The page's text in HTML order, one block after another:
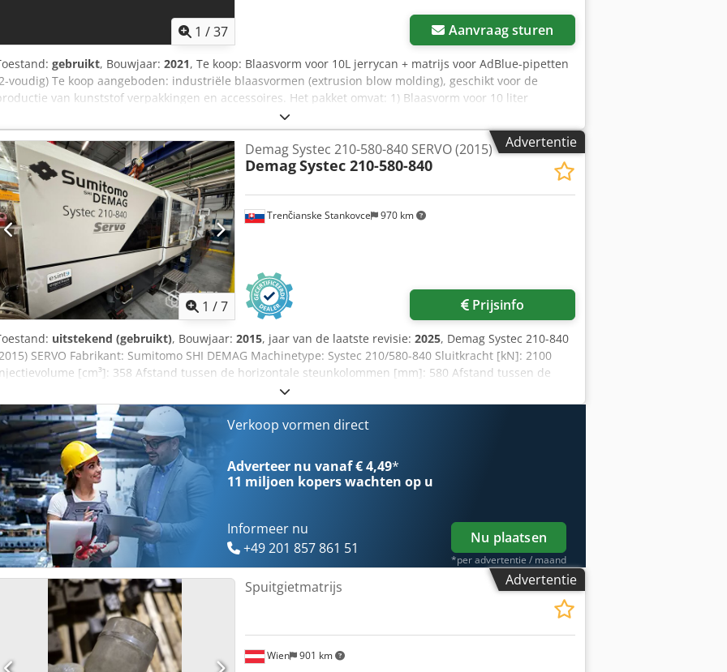
1 /37 Aanvraag sturen
gebruikt, Bouwjaar: 2021, Te koop: Blaasvorm voor 10L jerrycan + matrijs voor AdBlue-pipetten
voudig) Te koop aangeboden: industriële blaasvormen (extrusion blow molding), geschikt voor de
van kunststof verpakkingen en accessoires. Het pakket omvat: 1) Blaasvorm voor 10 liter
jerrycan Cjdpjx E U R Ujfx Abreha Industriële blaasvorm bedoeld voor de fabricage van 10L kunststof
De vorm is compleet, in zeer goede mechanische staat en direct inzetbaar op een
Specificaties: - Productie van 10L jerrycans - Proces: extrusieblazen - Constructie uit
staal - Holte met geïntegreerde handgreep - Hydraulische/pneumatische sluit- en
- Nauwkeurig bewerkte vlakken - Voorheen gebruikt in industriële productie - Op
opgeslagen, direct gereed voor transport 2) Matrijs voor AdBlue-pipetten – 2-voudig Het pakket
ook een 2-voudige matrijs voor de productie van AdBlue-pipetten / schenktuiten. Specificaties: - 2-
matrijs voor AdBlue-pipetten - Geschikt voor extrusieblazen - Robuuste constructie uit staal -
gereedschap, klaar voor productie - Ideaal voor de fabricage van accessoires voor jerrycans
Deze vormen zijn ideaal voor fabrikanten van kunststof verpakkingen, industriële jerrycans, chemische
of producten gerelateerd aan AdBlue.
Advertentie
1 /7
Trenčianske Stankovce 970 km
Demag Systec 210-580-840 SERVO (2015)
DemagSystec 210-580-840
Prijsinfo
uitstekend (gebruikt), Bouwjaar: 2015, jaar van de laatste revisie: 2025, Demag Systec 210-840
SERVO Fabrikant: Sumitomo SHI DEMAG Machinetype: Systec 210/580-840 Sluitkracht [kN]: 2100
[cm³]: 358 Afstand tussen de horizontale steunkolommen [mm]: 580 Afstand tussen de
verticale steunkolommen [mm]: 580 Minimale matrijshoogte [mm]: 340 Maximale matrijshoogte [mm]: 690
openingsslag [mm]: 575 Maximale openafstand [mm]: 1365 Bouwjaar: 2015 Machineafmetingen
B/H [mm]: 6022 / 1556 / 2090 Besturing en softwareversie: NC3 Maximaal gewicht van het volledige
[kg]: 3300 Schroefdiameter [mm]: 45 Schroefuitvoering: 3-zone Schroefverhouding
diameter): 20:1 Terugslagventiel schroef: Ja Uitwerpersysteemtype: Hydraulisch Chsdpfx Ajzbg
Geïnstalleerd verwarmingsvermogen [kW]: 39 Aantal geïntegreerde hotrunner-circuits: 12 Aantal
temperatuurregelsystemen: 28 Aantal cascade-regelingen: 2 Aansluiting op centraal
Ja Ontlaadsysteem beschikbaar: Ja Aantal temperatuurregelunits: 3 Maximale temperatuur
de temperatuurregelunits [°C]: 160 Oliecapaciteit machine [l]: 400 Nominaal vermogen hydraulische
motor [kW]: 26
Verkoop vormen direct
Adverteer nu vanaf € 4,49*
11 miljoen koperswachten op u
Informeer nu
+49 201 857 861 51
Nu plaatsen
*per advertentie / maand
Advertentie
Wien 901 km
Spuitgietmatrijs